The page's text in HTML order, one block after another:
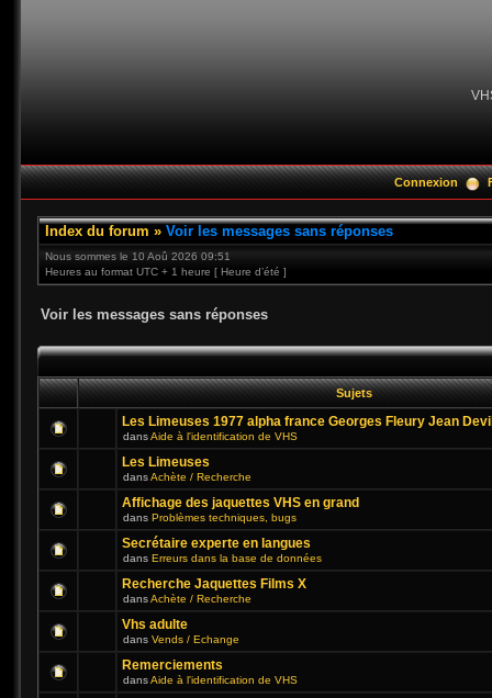
Connexion
Index du forum » Voir les messages sans réponses
Nous sommes le 10 Aoû 2026 09:51
Heures au format UTC + 1 heure [ Heure d’été ]
Voir les messages sans réponses
Sujets
Les Limeuses 1977 alpha france Georges Fleury Jean
dansAide à l'identification de VHS
Les Limeuses
dansAchète / Recherche
Affichage des jaquettes VHS en grand
dans Problèmes techniques, bugs
Secrétaire experte en langues
dans Erreurs dans la base de données
Recherche Jaquettes Films X
dansAchète / Recherche
Vhs adulte
dans Vends / Echange
Remerciements
dansAide à l'identification de VHS